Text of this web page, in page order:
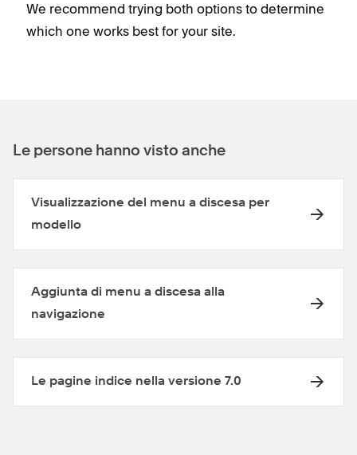
We recommend trying both options to determine
which one works best for your site.
Le persone hanno visto anche
Visualizzazione del menu a discesa per
modello
Aggiunta di menu a discesa alla
navigazione
Le pagine indice nella versione 7.0